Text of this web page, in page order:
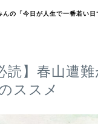
んの「今日が人生で一番若い日
読】春山遭難
ススメ